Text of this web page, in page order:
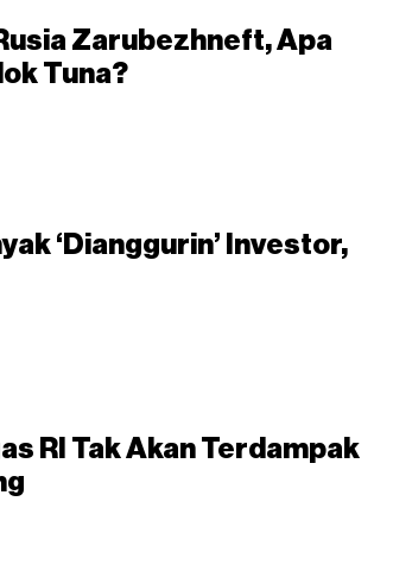
Zarubezhneft, Apa
Tuna?
‘Dianggurin’ Investor,
RI Tak Akan Terdampak